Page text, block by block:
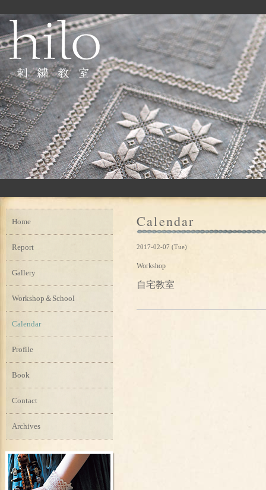
Calendar
2017-02-07 (Tue)
Workshop
自宅教室
Home
Report
Gallery
Workshop＆School
Calendar
Profile
Book
Contact
Archives